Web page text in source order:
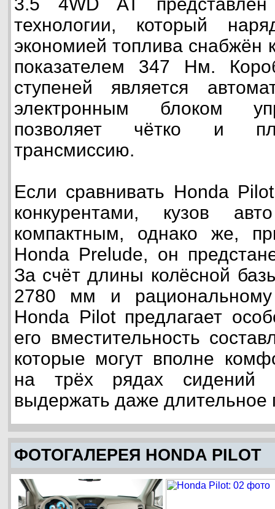
3.5 4WD AT представлен
технологии, который
экономией топлива
показателем 347 Нм.
ступеней является
электронным блоком
позволяет чётко и
трансмиссию.
Если сравнивать Honda
конкурентами, кузов
компактным, однако же,
Honda Prelude, он
За счёт длины колёсной
2780 мм и рациональному
Honda Pilot предлагает
его вместительность
которые могут вполне
на трёх рядах сидений
выдержать даже длительное
ФОТОГАЛЕРЕЯ HONDA PILOT